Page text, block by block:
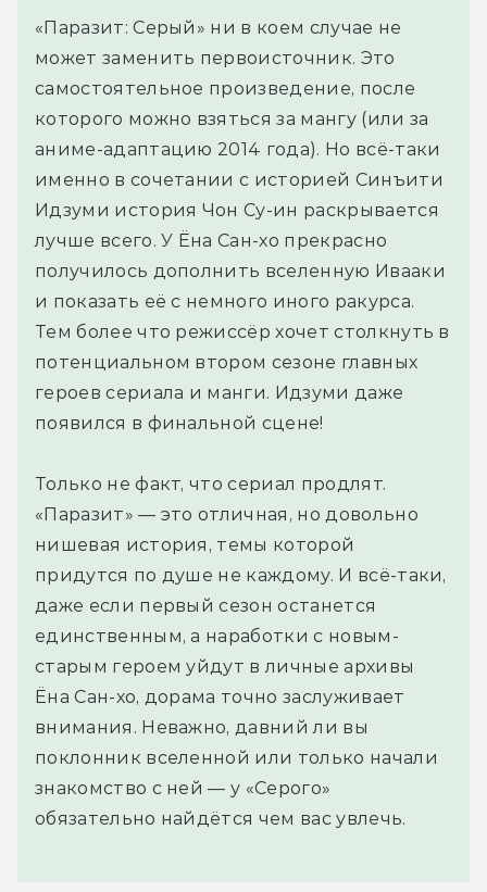
«Паразит: Серый» ни в коем случае не
может заменить первоисточник. Это
самостоятельное произведение, после
которого можно взяться за мангу (или за
аниме-адаптацию 2014 года). Но всё-таки
именно в сочетании с историей Синъити
Идзуми история Чон Су-ин раскрывается
лучше всего. У Ёна Сан-хо прекрасно
получилось дополнить вселенную Ивааки
и показать её с немного иного ракурса.
Тем более что режиссёр хочет столкнуть в
потенциальном втором сезоне главных
героев сериала и манги. Идзуми даже
появился в финальной сцене!
Только не факт, что сериал продлят.
«Паразит» — это отличная, но довольно
нишевая история, темы которой
придутся по душе не каждому. И всё-таки,
даже если первый сезон останется
единственным, а наработки с новым-
старым героем уйдут в личные архивы
Ёна Сан-хо, дорама точно заслуживает
внимания. Неважно, давний ли вы
поклонник вселенной или только начали
знакомство с ней — у «Серого»
обязательно найдётся чем вас увлечь.